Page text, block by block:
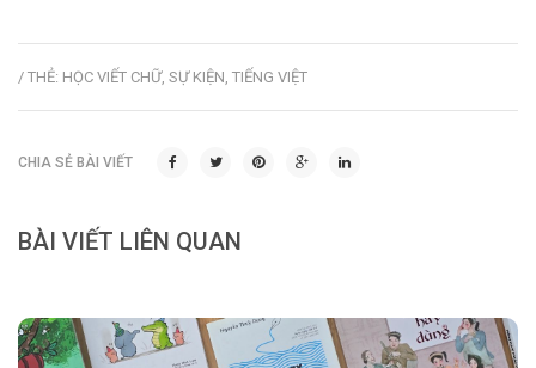
/ THẺ: HỌC VIẾT CHỮ, SỰ KIỆN, TIẾNG VIỆT
CHIA SẺ BÀI VIẾT
BÀI VIẾT LIÊN QUAN